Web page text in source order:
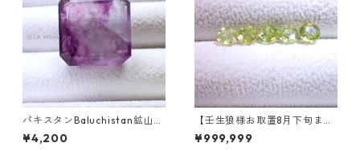
パキスタンBaluchistan鉱山産
フローライト スクエアカット
ルース 34.4ct 20 x 19.6 x 11
¥4,200
【壬生狼様お取置8月下旬ま
で】マダガスカル産スフェー
ン ラウンドカットルース 0.45
¥999,999